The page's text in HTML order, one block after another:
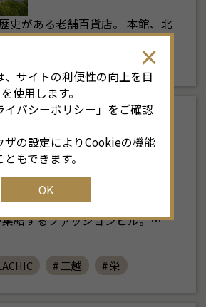
史がある老舗百貨店。 本館、北
なり、本館地下１階・地下…
栄・伏見
ラシック
ンテリアやフードまで、人気や
結するファッションビル。…
# 三越 # 栄
、サイトの利便性の向上を目
使用します。
イバシーポリシー 」をご確認
ザの設定によりCookieの機能
もできます。
OK